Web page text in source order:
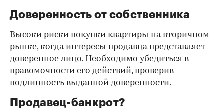
Доверенность от собственника
Высоки риски покупки квартиры на вторичном
рынке, когда интересы продавца представляет
доверенное лицо. Необходимо убедиться в
правомочности его действий, проверив
подлинность выданной доверенности.
Продавец-банкрот?